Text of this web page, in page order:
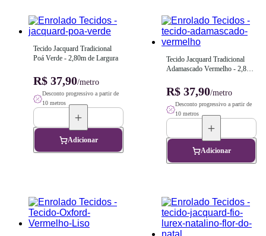
Tecido Jacquard Tradicional
Poá Verde - 2,80m de Largura
R$ 37,90/metro
Desconto progressivo a partir de
10 metros
Adicionar
Tecido Jacquard Tradicional
Adamascado Vermelho - 2,80m
R$ 37,90/metro
Desconto progressivo a partir de
10 metros
Adicionar